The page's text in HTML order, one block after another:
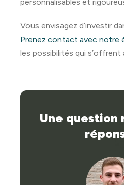
Vous envisagez d’investir
Prenez contact avec notre
les possibilités qui s’offrent
Une question